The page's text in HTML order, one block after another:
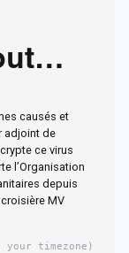
causés et
adjoint de
ce virus
l’Organisation
depuis
MV
timezone)